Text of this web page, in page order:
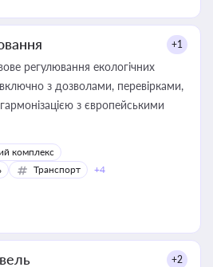
+1
регулювання екологічних
з дозволами, перевірками,
з європейськими
комплекс
Транспорт +4
+2